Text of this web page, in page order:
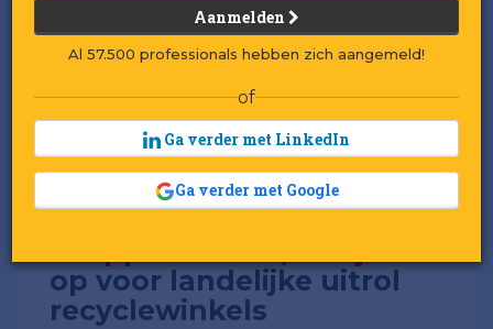
op voor landelijke uitrol
recyclewinkels
Aanmelden
Al 57.500 professionals hebben zich aangemeld!
of
Ga verder met LinkedIn
Ga verder met Google